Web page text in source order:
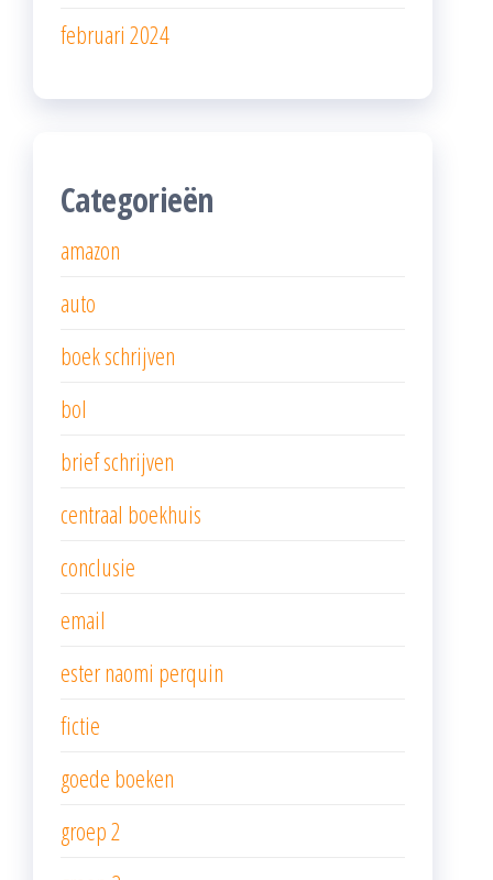
februari 2024
Categorieën
amazon
auto
boek schrijven
bol
brief schrijven
centraal boekhuis
conclusie
email
ester naomi perquin
fictie
goede boeken
groep 2